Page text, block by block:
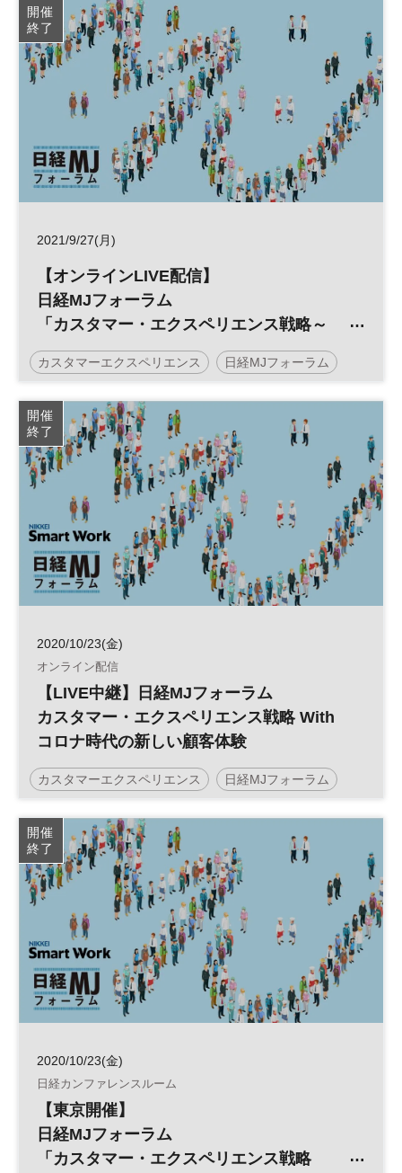
DX 参加無料
開催
終了
2021/9/27(月)
【オンラインLIVE配信】
日経MJフォーラム
「カスタマー・エクスペリエンス戦略～
Withコロナ時代の新しい顧客体験～」
カスタマーエクスペリエンス 日経MJフォーラム
デジタルトランスフォーメーション 顧客体験 DX
参加無料
開催
終了
2020/10/23(金)
オンライン配信
【LIVE中継】日経MJフォーラム
カスタマー・エクスペリエンス戦略 With
コロナ時代の新しい顧客体験
カスタマーエクスペリエンス 日経MJフォーラム
顧客体験 CX
参加無料
開催
終了
2020/10/23(金)
日経カンファレンスルーム
【東京開催】
日経MJフォーラム
「カスタマー・エクスペリエンス戦略